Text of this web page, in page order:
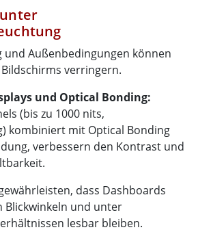
und Außenbedingungen können
verringern.
und Optical Bonding:
(bis zu 1000 nits,
kombiniert mit Optical Bonding
verbessern den Kontrast und
dass Dashboards
Blickwinkeln und unter
lesbar bleiben.